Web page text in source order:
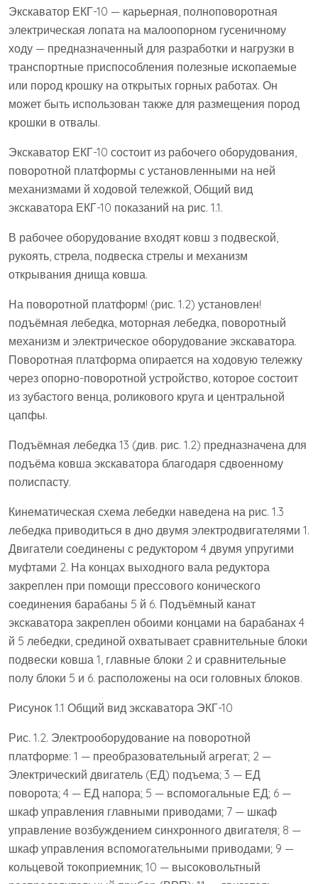
Экскаватор ЕКГ-10 — карьерная, полноповоротная
электрическая лопата на малоопорном гусеничному
ходу — предназначенный для разработки и нагрузки в
транспортные приспособления полезные ископаемые
или пород крошку на открытых горных работах. Он
может быть использован также для размещения пород
крошки в отвалы.
Экскаватор ЕКГ-10 состоит из рабочего оборудования,
поворотной платформы с установленными на ней
механизмами й ходовой тележкой, Общий вид
экскаватора ЕКГ-10 показаний на рис. 1.1.
В рабочее оборудование входят ковш з подвеской,
рукоять, стрела, подвеска стрелы и механизм
открывания днища ковша.
На поворотной платформ! (рис. 1.2) установлен!
подъёмная лебедка, моторная лебедка, поворотный
механизм и электрическое оборудование экскаватора.
Поворотная платформа опирается на ходовую тележку
через опорно-поворотной устройство, которое состоит
из зубастого венца, роликового круга и центральной
цапфы.
Подъёмная лебедка 13 (див. рис. 1.2) предназначена для
подъёма ковша экскаватора благодаря сдвоенному
полиспасту.
Кинематическая схема лебедки наведена на рис. 1.3
лебедка приводиться в дно двумя электродвигателями 1.
Двигатели соединены с редуктором 4 двумя упругими
муфтами 2. На концах выходного вала редуктора
закреплен при помощи прессового конического
соединения барабаны 5 й 6. Подъёмный канат
экскаватора закреплен обоими концами на барабанах 4
й 5 лебедки, срединой охватывает сравнительные блоки
подвески ковша 1, главные блоки 2 и сравнительные
полу блоки 5 и 6. расположены на оси головных блоков.
Рисунок 1.1 Общий вид экскаватора ЭКГ-10
Рис. 1.2. Электрооборудование на поворотной
платформе: 1 — преобразовательный агрегат; 2 —
Электрический двигатель (ЕД) подъема; 3 — ЕД
поворота; 4 — ЕД напора; 5 — вспомогальные ЕД; 6 —
шкаф управления главными приводами; 7 — шкаф
управление возбуждением синхронного двигателя; 8 —
шкаф управления вспомогательными приводами; 9 —
кольцевой токоприемник; 10 — высоковольтный